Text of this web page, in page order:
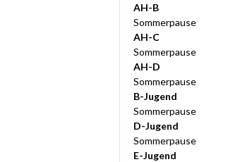
AH-B
Sommerpause
AH-C
Sommerpause
AH-D
Sommerpause
B-Jugend
Sommerpause
D-Jugend
Sommerpause
E-Jugend